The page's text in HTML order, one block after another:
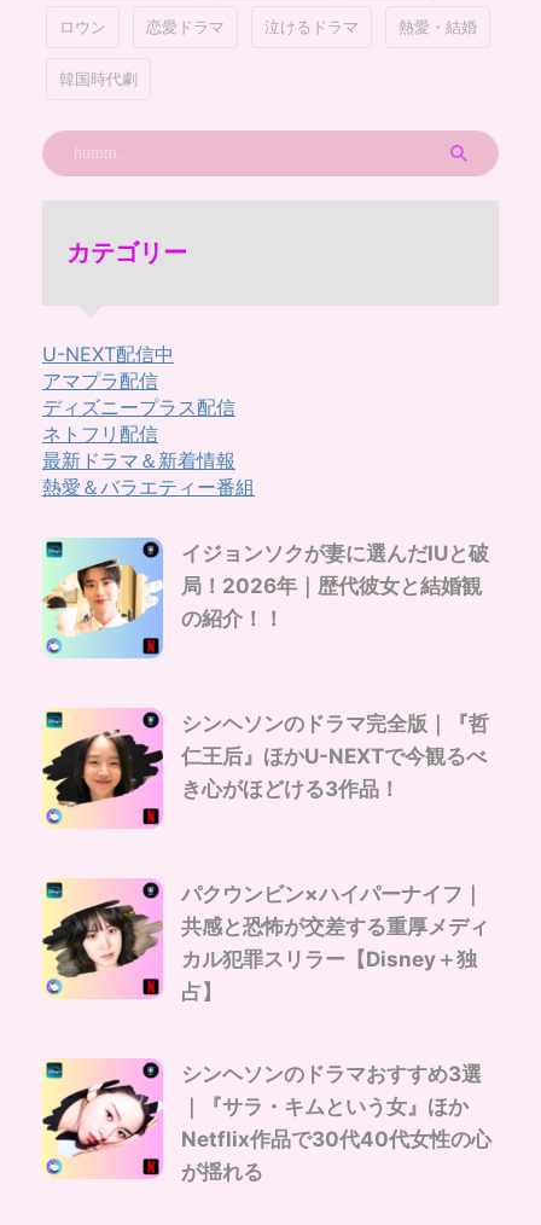
ロウン 恋愛ドラマ 泣けるドラマ 熱愛・結婚
韓国時代劇
カテゴリー
U-NEXT配信中
アマプラ配信
ディズニープラス配信
ネトフリ配信
最新ドラマ＆新着情報
熱愛＆バラエティー番組
イジョンソクが妻に選んだIUと破
局！2026年｜歴代彼女と結婚観
の紹介！！
シンヘソンのドラマ完全版｜『哲
仁王后』ほかU-NEXTで今観るべ
き心がほどける3作品！
パクウンビン×ハイパーナイフ｜
共感と恐怖が交差する重厚メディ
カル犯罪スリラー【Disney＋独
占】
シンヘソンのドラマおすすめ3選
｜『サラ・キムという女』ほか
Netflix作品で30代40代女性の心
が揺れる